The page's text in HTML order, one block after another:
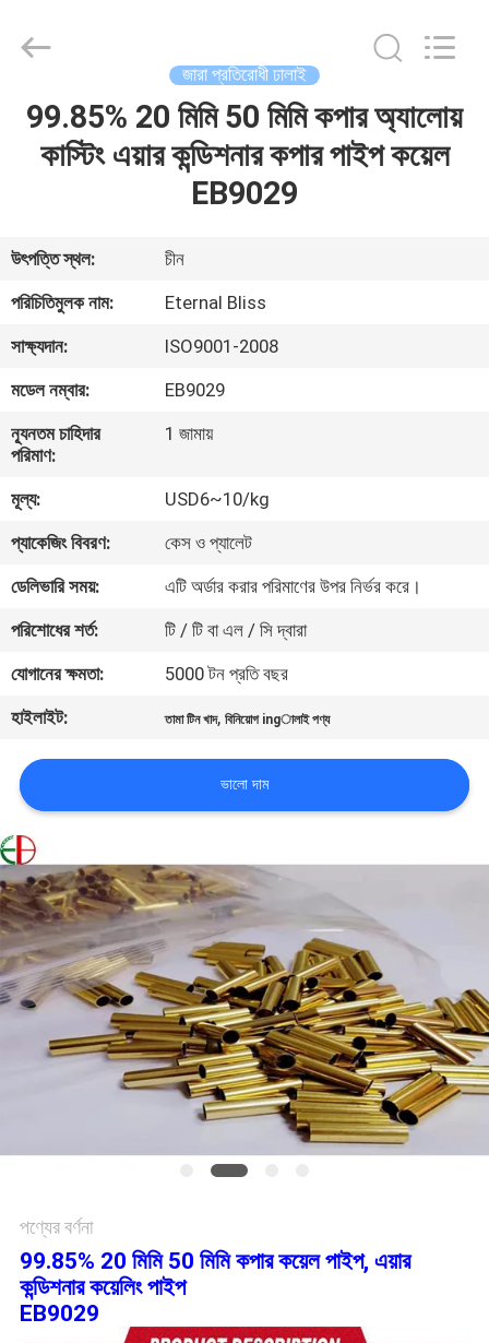
বাড়ি
ভিডিও
সম্পর্কে
কারখানা
মান
নিয়ন্ত্রণ
খবর
উদ্ধৃতির
জন্য
আবেদন
সাইট
ম্যাপ
Forging
Rights
Reserved.
জারা প্রতিরোধী ঢালাই
99.85% 20 মিমি 50 মিমি কপার অ্যালোয়
কাস্টিং এয়ার কন্ডিশনার কপার পাইপ কয়েল
EB9029
উৎপত্তি স্থল:
চীন
পরিচিতিমুলক নাম:
Eternal Bliss
সাক্ষ্যদান:
ISO9001-2008
মডেল নম্বার:
EB9029
ন্যূনতম চাহিদার
পরিমাণ:
1 জামায়
মূল্য:
USD6~10/kg
প্যাকেজিং বিবরণ:
কেস ও প্যালেট
ডেলিভারি সময়:
এটি অর্ডার করার পরিমাণের উপর নির্ভর করে।
পরিশোধের শর্ত:
টি / টি বা এল / সি দ্বারা
যোগানের ক্ষমতা:
5000 টন প্রতি বছর
হাইলাইট:
তামা টিন খাদ,বিনিয়োগ ingালাই পণ্য
ভালো দাম
পণ্যের বর্ণনা
99.85% 20 মিমি 50 মিমি কপার কয়েল পাইপ, এয়ার
কন্ডিশনার কয়েলিং পাইপ
EB9029